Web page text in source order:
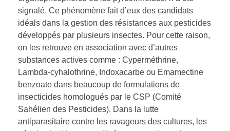
signalé. Ce phénomène fait d’eux des candidats
idéals dans la gestion des résistances aux pesticides
développés par plusieurs insectes. Pour cette raison,
on les retrouve en association avec d’autres
substances actives comme : Cyperméthrine,
Lambda-cyhalothrine, Indoxacarbe ou Emamectine
benzoate dans beaucoup de formulations de
insecticides homologués par le CSP (Comité
Sahélien des Pesticides). Dans la lutte
antiparasitaire contre les ravageurs des cultures, les